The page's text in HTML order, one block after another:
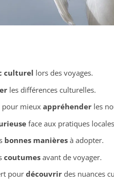
culturel lors des voyages.
les différences culturelles.
pour mieuxappréhenderles
face aux pratiques
bonnes manièresà adopter.
coutumesavant de voyager.
pourdécouvrirdes nuances